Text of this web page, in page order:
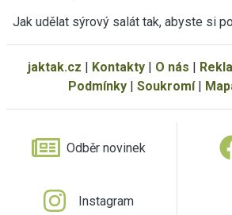
Jak udělat sýrový salát tak, abyste si
jaktak.cz | Kontakty| O nás |
Podmínky| Soukromí|
Odběr novinek
Instagram